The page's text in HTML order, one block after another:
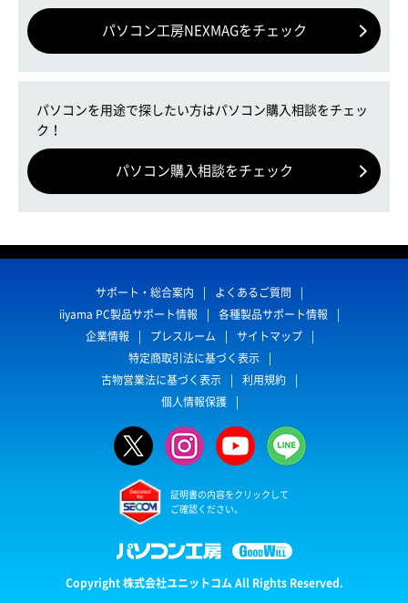
パソコン工房NEXMAGをチェック
パソコンを用途で探したい方はパソコン購入相談をチェッ
ク！
パソコン購入相談をチェック
サポート・総合案内
よくあるご質問
iiyama PC製品サポート情報
各種製品サポート情報
企業情報
プレスルーム
サイトマップ
特定商取引法に基づく表示
古物営業法に基づく表示
利用規約
個人情報保護
証明書の内容をクリックして
ご確認ください。
Copyright 株式会社ユニットコム All Rights Reserved.